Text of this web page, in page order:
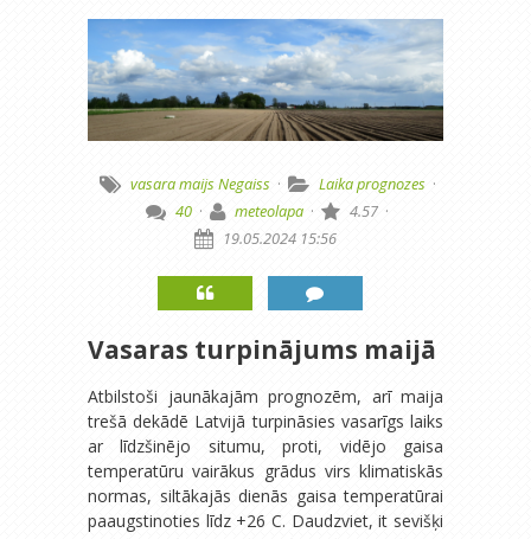
vasaramaijsNegaiss · Laika prognozes ·
40 · meteolapa · 4.57 ·
19.05.2024 15:56
Vasaras turpinājums maijā
Atbilstoši jaunākajām prognozēm, arī maija
trešā dekādē Latvijā turpināsies vasarīgs laiks
ar līdzšinējo situmu, proti, vidējo gaisa
temperatūru vairākus grādus virs klimatiskās
normas, siltākajās dienās gaisa temperatūrai
paaugstinoties līdz +26 C. Daudzviet, it sevišķi